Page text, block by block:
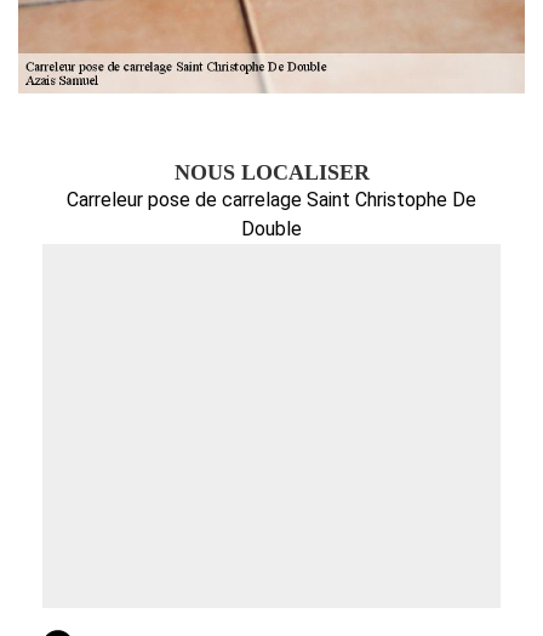
NOUS LOCALISER
Carreleur pose de carrelage Saint Christophe De
Double